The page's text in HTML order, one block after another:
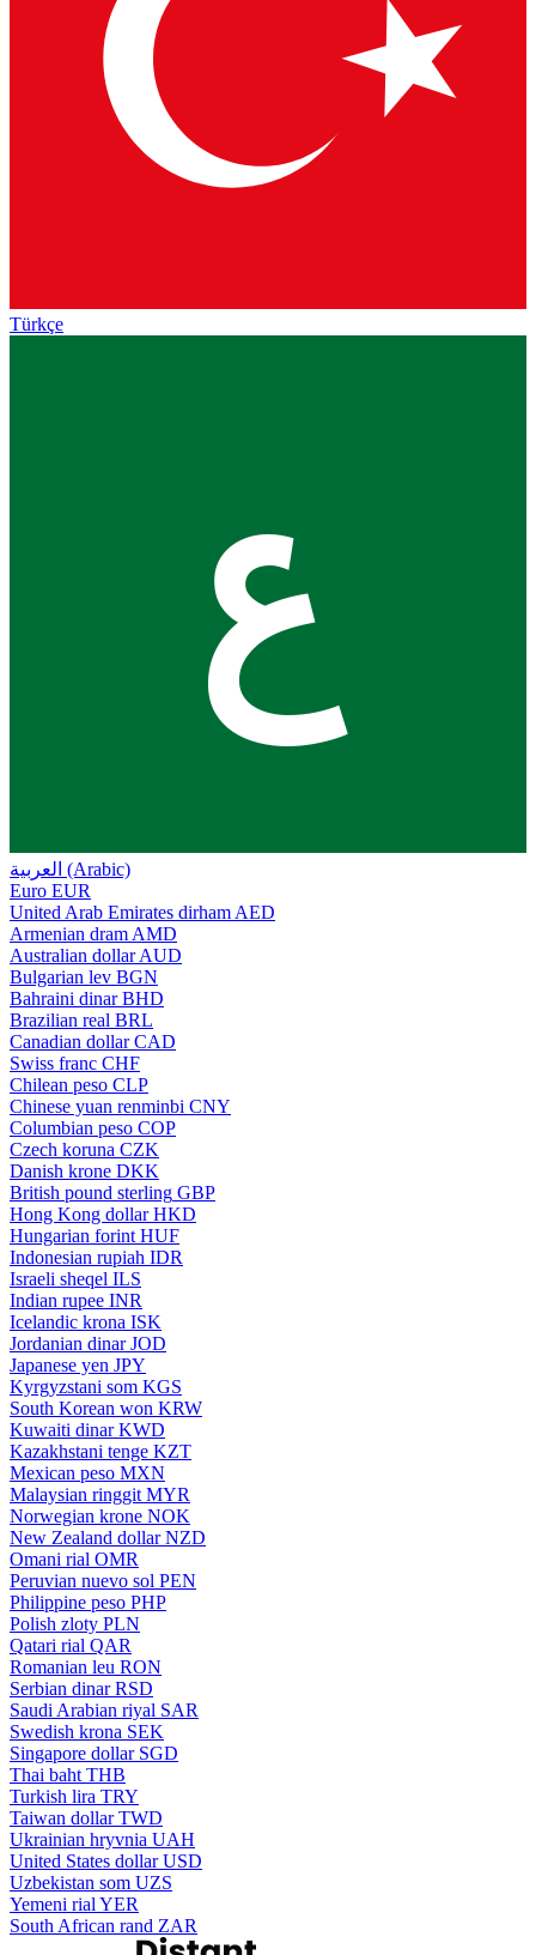
Türkçe
ع
العربية (Arabic)
Euro EUR
United Arab Emirates dirham AED
Armenian dram AMD
Australian dollar AUD
Bulgarian lev BGN
Bahraini dinar BHD
Brazilian real BRL
Canadian dollar CAD
Swiss franc CHF
Chilean peso CLP
Chinese yuan renminbi CNY
Columbian peso COP
Czech koruna CZK
Danish krone DKK
British pound sterling GBP
Hong Kong dollar HKD
Hungarian forint HUF
Indonesian rupiah IDR
Israeli sheqel ILS
Indian rupee INR
Icelandic krona ISK
Jordanian dinar JOD
Japanese yen JPY
Kyrgyzstani som KGS
South Korean won KRW
Kuwaiti dinar KWD
Kazakhstani tenge KZT
Mexican peso MXN
Malaysian ringgit MYR
Norwegian krone NOK
New Zealand dollar NZD
Omani rial OMR
Peruvian nuevo sol PEN
Philippine peso PHP
Polish zloty PLN
Qatari rial QAR
Romanian leu RON
Serbian dinar RSD
Saudi Arabian riyal SAR
Swedish krona SEK
Singapore dollar SGD
Thai baht THB
Turkish lira TRY
Taiwan dollar TWD
Ukrainian hryvnia UAH
United States dollar USD
Uzbekistan som UZS
Yemeni rial YER
South African rand ZAR